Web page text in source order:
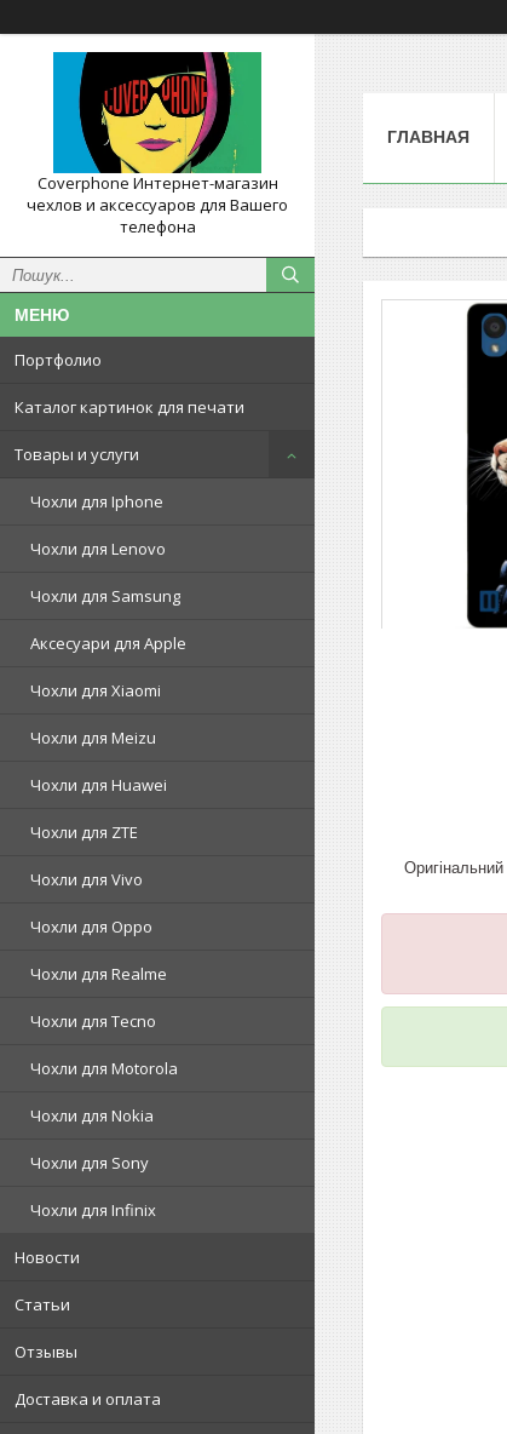
Coverphone Интернет-магазин
чехлов и аксессуаров для Вашего
телефона
Портфолио
Каталог картинок для печати
Товары и услуги
Чохли для Iphone
Чохли для Lenovo
Чохли для Samsung
Аксесуари для Apple
Чохли для Xiaomi
Чохли для Meizu
Чохли для Huawei
Чохли для ZTE
Чохли для Vivo
Чохли для Oppo
Чохли для Realme
Чохли для Tecno
Чохли для Motorola
Чохли для Nokia
Чохли для Sony
Чохли для Infinix
Новости
Статьи
Отзывы
Доставка и оплата
ГЛАВНАЯ
Оригінальний